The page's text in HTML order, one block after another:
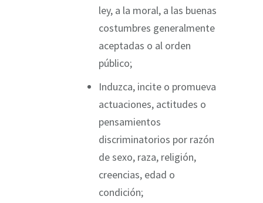
ley, a la moral, a las buenas
costumbres generalmente
aceptadas o al orden
público;
Induzca, incite o promueva
actuaciones, actitudes o
pensamientos
discriminatorios por razón
de sexo, raza, religión,
creencias, edad o
condición;